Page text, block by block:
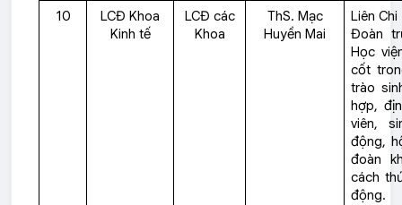
10
LCĐ Khoa
Kinh tế
LCĐ các
Khoa
ThS. Mạc
Huyền Mai
Liên
Đoàn
Học
cốt
trào
hợp,
viên,
động,
đoàn
cách
động.